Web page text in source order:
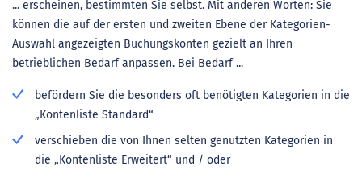
... erscheinen, bestimmten Sie selbst. Mit anderen Worten: Sie
können die auf der ersten und zweiten Ebene der Kategorien-
Auswahl angezeigten Buchungskonten gezielt an Ihren
betrieblichen Bedarf anpassen. Bei Bedarf ...
befördern Sie die besonders oft benötigten Kategorien in die
„Kontenliste Standard“
verschieben die von Ihnen selten genutzten Kategorien in
die „Kontenliste Erweitert“ und / oder